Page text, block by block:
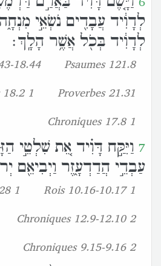
לְדָוִ֔יד עֲבָדִ֖ים נֹשְׂאֵ֣י
לְדָוִ֔יד בְּכֹ֖ל אֲשֶׁ֥ר הָלָֽךְ׃
Psaumes 121.8
18.44
Proverbes 21.31
1 Chroniques 18.2
1 Chroniques 17.8
7 וַיִּקַּ֣ח דָּוִ֗יד אֵ֚ת שִׁלְטֵ֣י
עַבְדֵ֣י הֲדַדְעָ֑זֶר וַיְבִיאֵ֖ם
1 Rois 10.16-10.17
1 Rois 14.26-14.28
2 Chroniques 12.9-12.10
2 Chroniques 9.15-9.16